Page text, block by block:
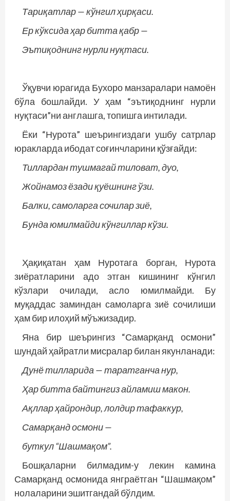
Тариқатлар — кўнгил ҳирқаси.
Ер кўксида ҳар битта қабр —
Эътиқоднинг нурли нуқтаси.
Ўқувчи юрагида Бухоро манзаралари намоён
бўла бошлайди. У ҳам “эътиқоднинг нурли
нуқтаси”ни анг­лашга, топишга интилади.
Ёки “Нурота” шеърингиздаги ушбу сатрлар
юракларда ибодат соғинчларини қўзғайди:
Тиллардан тушмагай тиловат, дуо,
Жойнамоз ёзади қуёшнинг ўзи.
Балки, самоларга сочилар зиё,
Бунда юмилмайди кўнгиллар кўзи.
Ҳақиқатан ҳам Нуротага борган, Нурота
зиёратларини адо этган кишининг кўнгил
кўзлари очилади, асло юмилмайди. Бу
муқаддас заминдан самоларга зиё сочилиши
ҳам бир илоҳий мўъжизадир.
Яна бир шеърингиз “Самарқанд осмони”
шундай ҳайратли мисралар билан якунланади:
Дунё тилларида — таратганча нур,
Ҳар битта байтингиз айламиш макон.
Ақллар ҳайрондир, лолдир тафаккур,
Самарқанд осмони —
буткул “Шашмақом”.
Бошқаларни билмадим-у лекин камина
Самарқанд осмонида янграётган “Шашмақом”
нолаларини эшитгандай бўлдим.